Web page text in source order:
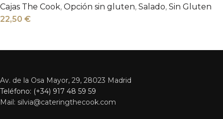
Cajas The Cook, Opción sin gluten, Salado, Sin Gluten
22,50 €
Av. de la Osa Mayor, 29, 28023 Madrid
Teléfono: (+34) 917 48 59 59
Mail: silvia@cateringthecook.com